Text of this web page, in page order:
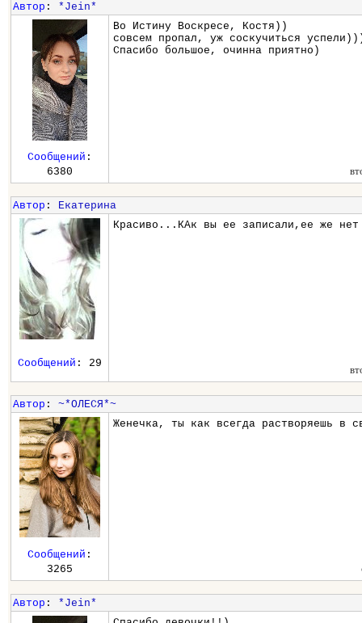
Автор : *Jein*
Во Истину Воскресе, Костя))
совсем пропал, уж соскучиться
Спасибо большое, очинна приятно)
Сообщений :
6380
Автор : Екатерина
Красиво...КАк вы ее записали,ее же нет
Сообщений : 29
Автор : ~*ОЛЕСЯ*~
Женечка, ты как всегда растворяешь в
Сообщений :
3265
Автор : *Jein*